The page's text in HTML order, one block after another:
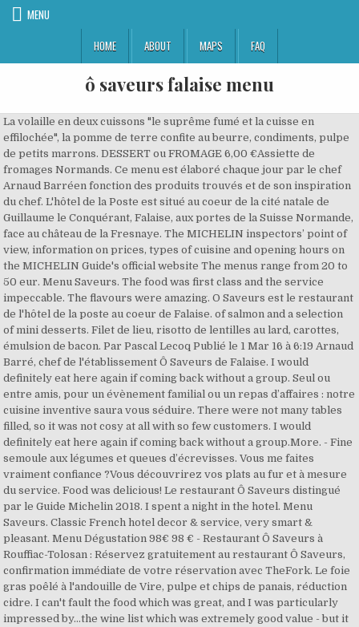
MENU
HOME
ABOUT MAPS FAQ
ô saveurs falaise menu
La volaille en deux cuissons "le suprême fumé et la cuisse en effilochée", la pomme de terre confite au beurre, condiments, pulpe de petits marrons. DESSERT ou FROMAGE 6,00 €Assiette de fromages Normands. Ce menu est élaboré chaque jour par le chef Arnaud Barréen fonction des produits trouvés et de son inspiration du chef. L'hôtel de la Poste est situé au coeur de la cité natale de Guillaume le Conquérant, Falaise, aux portes de la Suisse Normande, face au château de la Fresnaye. The MICHELIN inspectors’ point of view, information on prices, types of cuisine and opening hours on the MICHELIN Guide's official website The menus range from 20 to 50 eur. Menu Saveurs. The food was first class and the service impeccable. The flavours were amazing. O Saveurs est le restaurant de l'hôtel de la poste au coeur de Falaise. of salmon and a selection of mini desserts. Filet de lieu, risotto de lentilles au lard, carottes, émulsion de bacon. Par Pascal Lecoq Publié le 1 Mar 16 à 6:19 Arnaud Barré, chef de l'établissement Ô Saveurs de Falaise. I would definitely eat here again if coming back without a group. Seul ou entre amis, pour un évènement familial ou un repas d’affaires : notre cuisine inventive saura vous séduire. There were not many tables filled, so it was not cosy at all with so few customers. I would definitely eat here again if coming back without a group.More. - Fine semoule aux légumes et queues d’écrevisses. Vous me faites vraiment confiance ?Vous découvrirez vos plats au fur et à mesure du service. Food was delicious! Le restaurant Ô Saveurs distingué par le Guide Michelin 2018. I spent a night in the hotel. Menu Saveurs. Classic French hotel decor & service, very smart & pleasant. Menu Dégustation 98€ 98 € - Restaurant Ô Saveurs à Rouffiac-Tolosan : Réservez gratuitement au restaurant Ô Saveurs, confirmation immédiate de votre réservation avec TheFork. Le foie gras poêlé à l'andouille de Vire, pulpe et chips de panais, réduction cidre. I can't fault the food which was great, and I was particularly impressed by...the wine list which was extremely good value - but it needs atmosphere to create a complete and special dining experience which will attract diners back again.More, Our ‘Beyond Band of Brothers’ tour group of ~50 stopped here for lunch in Falaise during a week-long Normandy D-Day tour. There was only one waitress and she was serving as fast as she could, but it was still very slow. We haven't eaten here for a number of years since the restaurant was marketed separately from the hotel (which at the time was a favourite of ours with the "quirky" waiter). - Brouillade d’oeuf, andouille de gueméné. Breakfast was very good. Les avis des inspecteurs MICHELIN, des informations sur les prix, le type de cuisine et les horaires douverture sur le site officiel du Guide MICHELIN Menu du restaurant €€€€ Fourchette de prix par personne 25 - 64 € 38 Rue Georges Clemenceau, Falaise +33 2 31 90 13 14. Note: your question will be posted publicly on the Questions & Answers page. With the cheapest menu + aperitif + 2 glasses of wine each, the total price for 3 persons was 93 eur. Falaise. Le restaurant Ô Saveurs de l'hôtel de la Poste est situé à deux pas du centre ville de Falaise face au château de la Fresnaye. Entrée, plat, dessert 44,00€ Accord mets & vins 71,00€ Entrée, plat, fromage, dessert 49,00€ Accord mets & vins 85,00€ ENTRÉE. Ô Saveurs Falaise Michelin Guide review, users review, type of cuisine, opening times, meal prices. Le tube croustillant pomme et Teurgoule, mousse légère caramel au beurre salé, crème glacée. La noisette XXL, mousse onctueuse chocolat au lait, coeur coulant praliné et crème glacée. The youthful owner - chef concocts delicate, colourful dishes in keeping w... Bib Gourmand: good quality, good value cooking. La clémentine corse, crémeux chocolat, marron confit, tuile cassante. Menu abordable pour ce restaurant gastronomique de qualité. more. La Saint Jacques en deux service "tartare de Saint Jacques, caviar de hareng, sésame wasabi,bouillon citronnelle" "Saint Jacques snackées, courge butternut". Salmon starter was very good, rabbit was okay, tuna was...much too salty, and desserts quite good. Le restaurant Ô Saveurs de l'hôtel de la Poste est situé à deux pas du centre ville de Falaise face au château de la Fresnaye. With the cheapest menu + aperitif + 2 glasses of wine each, the total price for 3 persons was 93 eur. Ô Saveurs – a Bib Gourmand: good quality, good value cooking restaurant in the 2020 MICHELIN Guide France. Communauté de communes. Wine list very focused and regional. ENTRÉE 8,00 €Velouté de corail de Saint Jacques, brandade de morue. The flavours were amazing. Accueil - Restaurant - Traiteur - Menu - Hôtel - Contact : Entrées - Veloute de choux fleurs, lard colonat et chorizo ibérique. Main meals had good choice from very reasonable set menus. One of us a vegetarian, well catered for. Parmi les élus, le restaurant Ô saveurs de Falaise qui déguste sa première récompense. Le restaurant. It is a hotel with a restaurant which was recommended by a local lady. The food is artistically presented with interesting taste combinations. Falaise Restaurants Ô Saveurs Find all the information you need on the Ô Saveurs restaurant: Michelin guide review, user reviews, cuisine, opening times, meal prices… Ô Saveurs - a Michelin Guide restaurant. Il vient d'être totalement restauré et réaménagé. Une cuisine créative et moderne, pour le plaisir de tous. Restaurant Ô Saveurs – Restaurant Ô Saveurs. Tapas style entrees with a variety of flavours and ingredients. Le cromesquis de pied de cochon autour du champignon, velouté de cèpes, pied de mouton. 105 reviews #6 of 25 Restaurants in Falaise ££££ French European 38 rue Georges Clemenceau, 14700, Falaise France +33 2 31 90 13 14 Website Menu Closed now : See all hours Installé au cœur de Saint-Brieuc, à deux pas de la gare, Ô Saveurs est un espace dédié aux papilles. Merci! The restaurant is quite a big hall, and interior basic. Décoration récente chic, raffinée et tendance avec possibilité d'être à l'extérieur dans un nouvel espace. Ce menu sera servi pour l’ensemble de la table. We were surprised that the waitress didn't ask if we wanted to taste the wine and simply left it on the table for us to pour. A Michelin quality with 5 courses meal and wine chosen by the chef to suit every dish. We rank these hotels, restaurants, and attractions by balancing reviews from our members with how close they are to this location. and was very attentive. ô Saveurs ô Bonheur des papilles Restaurant qui porte bien son nom. Navigation de l’article. L'établissement met également à votre disposition 17 chambres tout confort, une salle de 50 couverts. Ajouter une photo + 17 photos + 16 photos + 14 photos. Go before it gets a star. Overall though, it was a delicious meal and we would certainly return if staying in the area.More, The menus range from 20 to 50 eur. I had a selection of 5 mini starters, a main course...of salmon and a selection of mini desserts. Le retour de la pêche du jour, spaghettis de poireaux, segment de pamplemousse, mini carotte, émulsion citronnée. Not cheap but an incredible price for an incredible meal. Nous n'avons pas été déçu. De passage à Falaise, l'hôtel de la Poste avait été choisi pour son restaurant recommandé : "Ô saveurs". La filet de veau, ris de veau au réglisse, salsifis et girolles. La Saint Jacques en deux service "tartare de Saint Jacques, caviar de hareng, sésame wasabi,bouillon citronnelle" "Saint Jacques snackées, courge butternut". Les restaurant Ô Saveurs vous propose deux menus pour les fêtes de fin d’année. Not the sort of place we would go to regularly, but nice for...a special occasion.More, My husband and I enjoyed a wonderful meal in the restaurant despite the uninspiring décor and the time it took for courses to be served. Served in glass tubes or mini dishes. O Saveurs is the restaurant of the Hotel de la Poste and is very close to Falaise centre, opposite the Chateau de la Fresnaye. Nems de boudin et andouille de Vire, pomme, accompagné d'un mélange de jeunes pousses. Ôsaveurs situé à Falaise (14) est un établissement de type Restaurant Français, consultez leur carte-menu (2 pages), les horaires d'ouverture, les villes et conditions de livraison, 3 photos à voir © Hôtel de la Poste / Restaurant ÔSaveurs 2020 - Réalisé par sur | Mentions légales, Notre établissement met la créativité de son chef et son sens de l'accueil à votre service. The waitress was very pleasant but the length of time between courses was ridiculous and there weren't that many people in the restaurant. Le restaurant Ô Saveurs de l’hôtel de la Poste est situé à deux pas du centre ville de Falaise face au château de la Fresnaye. Discover the restaurant RESTAURANT O SAVEURS in Falaise: pictures, reviews, the menu and online booking in one clickRESTAURANT O SAVEURS - - Calvados Falaise 14700 Pour les passionnés de cuisine inventive, d’évasion dans l’assiette, Ô Saveurs vous ouvre les portes de son restaurant gastronomique traditionnel. much too salty, and desserts quite good. Not telling but if Chef is doing his take on a tarte citron it is amazing. There was only one waitress and she was serving as fast as she could, but it was still very slow. Not over priced for what is offered. Hotels near Chateau Guillaume-le-Conquerant, Hotels near Eglise Saint-Gervais-Saint-Protais, Hotels near (CDG) Charles De Gaulle Airport, European Restaurants for Large Groups in Falaise, European Restaurants for Lunch in Falaise, European Restaurants with Outdoor Seating in Falaise, Restaurants with Outdoor Seating in Falaise. Overall though, it was a delicious meal and we would certainly return if staying in the area. La lotte cuit basse température, risotto au curcuma et moules, chorizo ibérique, émulsion de coquillages. The food not only looked fantastic it tasted it. Verrine de crumble citron, crémeux citron, émulsion, sablé, meringue. Le saumon mi-cuit à